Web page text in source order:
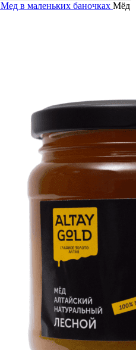
Мед в маленьких баночках Мёд